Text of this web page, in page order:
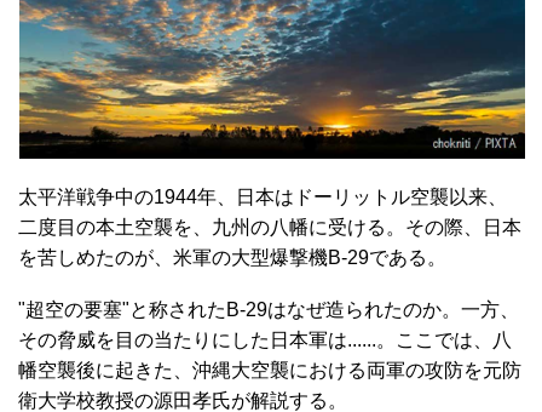
太平洋戦争中の1944年、日本はドーリットル空襲以来、
二度目の本土空襲を、九州の八幡に受ける。その際、日本
を苦しめたのが、米軍の大型爆撃機B-29である。
"超空の要塞"と称されたB-29はなぜ造られたのか。一方、
その脅威を目の当たりにした日本軍は......。ここでは、八
幡空襲後に起きた、沖縄大空襲における両軍の攻防を元防
衛大学校教授の源田孝氏が解説する。